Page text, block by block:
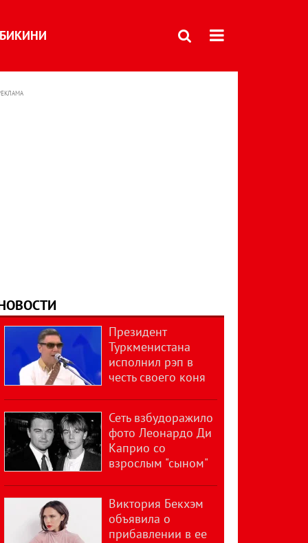
БИКИНИ
Президент
Туркменистана
исполнил рэп в
честь своего коня
Сеть взбудоражило
фото Леонардо Ди
Каприо со
взрослым "сыном"
Виктория Бекхэм
объявила о
прибавлении в ее